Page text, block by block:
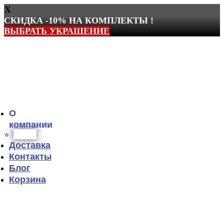
X
СКИДКА -10% НА КОМПЛЕКТЫ !
ВЫБРАТЬ УКРАШЕНИЕ
О
компании
Реквизиты
Доставка
Контакты
Блог
Корзина